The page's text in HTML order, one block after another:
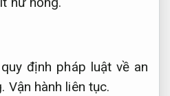
định pháp luật về an
Vận hành liên tục.